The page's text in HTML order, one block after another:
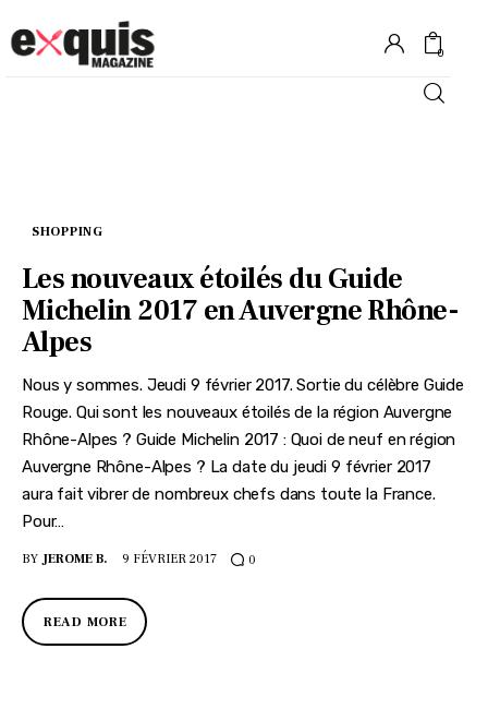
0
Recettes
Shopping
Évènements
SHOPPING
Les nouveaux étoilés du Guide
Michelin 2017 en Auvergne Rhône-
Alpes
Nous y sommes. Jeudi 9 février 2017. Sortie du célèbre Guide
Rouge. Qui sont les nouveaux étoilés de la région Auvergne
Rhône-Alpes ? Guide Michelin 2017 : Quoi de neuf en région
Auvergne Rhône-Alpes ? La date du jeudi 9 février 2017
aura fait vibrer de nombreux chefs dans toute la France.
Pour…
BY JEROME B. 9 FÉVRIER 2017 0
READ MORE